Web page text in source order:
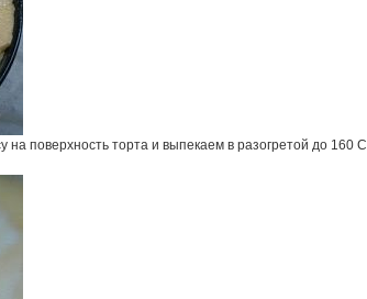
на поверхность торта и выпекаем в разогретой до 160 С